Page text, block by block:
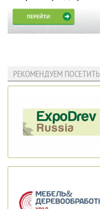
РЕКОМЕНДУЕМ ПОСЕТИТЬ